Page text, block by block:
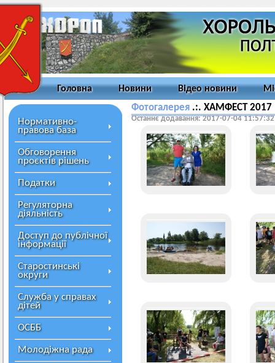
Головна Новини Відео новини
Нормативно-
правова база
Обговорення
проєктів рішень
Податки
Регуляторна
діяльність
Доступ до публічної
інформації
Старостинські
округи
Служба у справах
дітей
ОСББ
Молодіжна рада
Фотогалерея .:. ХАМФЕСТ 2017
Останнє додавання: 2017-07-04 11:57:32